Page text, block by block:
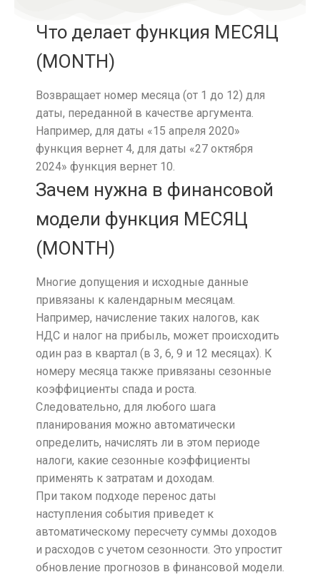
Что делает функция МЕСЯЦ
(MONTH)
Возвращает номер месяца (от 1 до 12) для
даты, переданной в качестве аргумента.
Например, для даты «15 апреля 2020»
функция вернет 4, для даты «27 октября
2024» функция вернет 10.
Зачем нужна в финансовой
модели функция МЕСЯЦ
(MONTH)
Многие допущения и исходные данные
привязаны к календарным месяцам.
Например, начисление таких налогов, как
НДС и налог на прибыль, может происходить
один раз в квартал (в 3, 6, 9 и 12 месяцах). К
номеру месяца также привязаны сезонные
коэффициенты спада и роста.
Следовательно, для любого шага
планирования можно автоматически
определить, начислять ли в этом периоде
налоги, какие сезонные коэффициенты
применять к затратам и доходам.
При таком подходе перенос даты
наступления события приведет к
автоматическому пересчету суммы доходов
и расходов с учетом сезонности. Это упростит
обновление прогнозов в финансовой модели.